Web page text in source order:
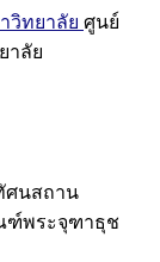
วิทยาลัย ศูนย์
าลัย
นสถาน
พระจุฑาธุช